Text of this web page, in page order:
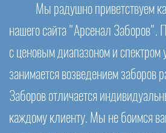
Мы радушно приветствуем
нашего сайта "Арсенал Заборов".
с ценовым диапазоном и спектром
занимается возведением заборов
Заборов отличается
каждому клиенту. Мы не боимся